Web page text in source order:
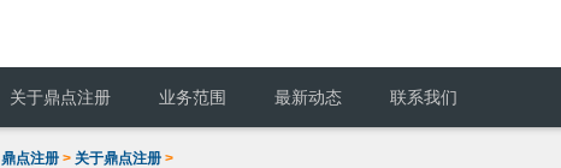
关于鼎点注册 业务范围 最新动态 联系我们
鼎点注册 > 关于鼎点注册 >